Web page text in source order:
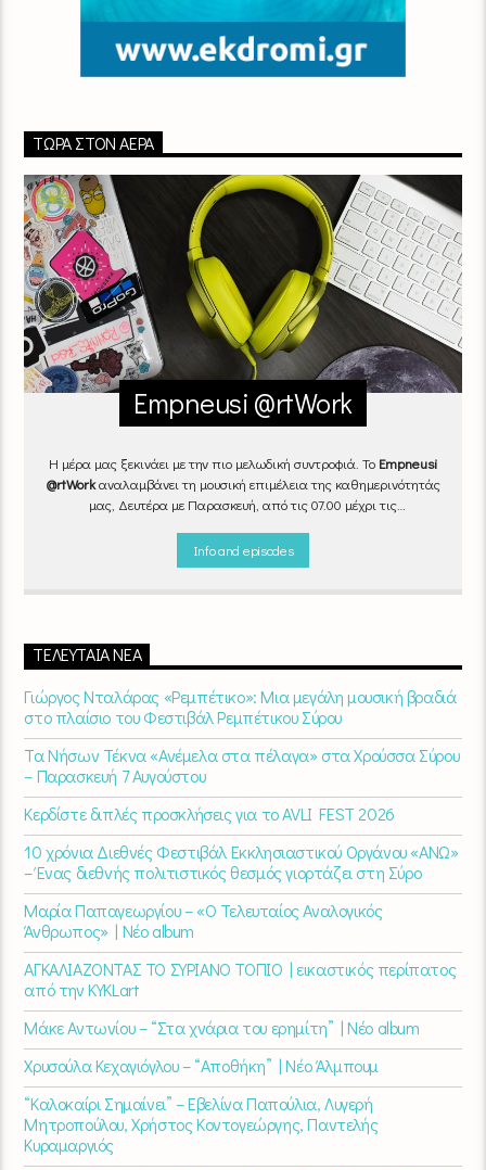
ΤΏΡΑ ΣΤΟΝ ΑΈΡΑ
Empneusi @rtWork
Η μέρα μας ξεκινάει με την πιο μελωδική συντροφιά. Το Empneusi
@rtWorkαναλαμβάνει τη μουσική επιμέλεια της καθημερινότητάς
μας, Δευτέρα με Παρασκευή, από τις 07.00 μέχρι τις
εναλλάσσονται αρμονικά, θυμίζοντάς μας πως δουλειά και
Καθημερινά(Δευτέρα-Παρασκευή)
Info and episodes
ΤΕΛΕΥΤΑΊΑ ΝΈΑ
Γιώργος Νταλάρας «Ρεμπέτικο»: Μια μεγάλη μουσική βραδιά
στο πλαίσιο του Φεστιβάλ Ρεμπέτικου Σύρου
Τα Νήσων Τέκνα «Ανέμελα στα πέλαγα» στα Χρούσσα Σύρου
– Παρασκευή 7 Αυγούστου
Κερδίστε διπλές προσκλήσεις για το AVLI FEST 2026
10 χρόνια Διεθνές Φεστιβάλ Εκκλησιαστικού Οργάνου «ΑΝΩ»
– Ένας διεθνής πολιτιστικός θεσμός γιορτάζει στη Σύρο​
Μαρία Παπαγεωργίου – «Ο Τελευταίος Αναλογικός
Άνθρωπος» | Νέο album
ΑΓΚΑΛΙΑΖΟΝΤΑΣ ΤΟ ΣΥΡΙΑΝΟ ΤΟΠΙΟ | εικαστικός περίπατος
από την KYKLart
Μάκε Αντωνίου – “Στα χνάρια του ερημίτη” | Νέο album
Χρυσούλα Κεχαγιόγλου – “Αποθήκη” | Νέο Άλμπουμ
“Καλοκαίρι Σημαίνει” – Εβελίνα Παπούλια, Λυγερή
Μητροπούλου, Χρήστος Κοντογεώργης, Παντελής
Κυραμαργιός